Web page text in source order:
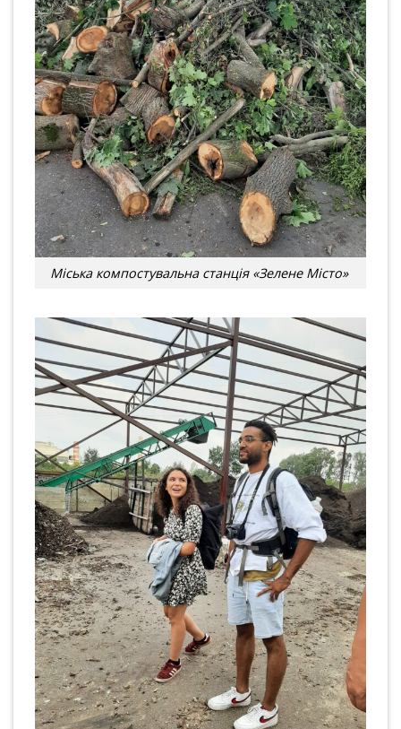
Міська компостувальна станція «Зелене Місто»